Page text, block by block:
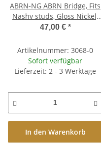
ABRN-NG ABRN Bridge, Fits
Nashv studs, Gloss Nickel,
Brass saddles nickel plated
47,00 € *
Artikelnummer: 3068-0
Sofort verfügbar
Lieferzeit: 2 - 3 Werktage
In den Warenkorb